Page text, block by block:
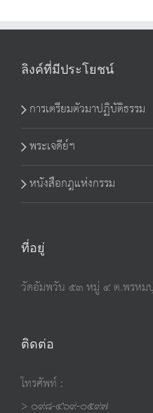
ลิงค์ที่มีประโยชน์
การเตรียมตัวมาปฏิบัติธรรม
พระเจดีย์ฯ
หนังสือกฎแห่งกรรม
ที่อยู่
วัดอัมพวัน ๕๓ หมู่ ๔ ต.พรหม
ติดต่อ
โทรศัพท์ :
> ๐๙๘-๔๖๙-๐๕๙๗